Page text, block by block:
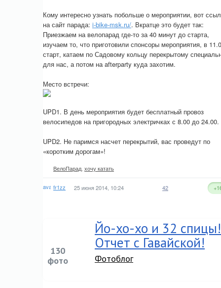
Кому интересно узнать побольше о мероприятии, вот
на сайт парада: i-bike-msk.ru/. Вкратце это будет так:
Приезжаем на велопарад где-то за 40 минут до старта,
изучаем то, что приготовили спонсоры мероприятия, в
старт, катаем по Садовому кольцу перекрытому
для нас, а потом на afterparty куда захотим.
Место встречи:
UPD1. В день мероприятия будет бесплатный провоз
велосипедов на пригородных электричках с 8.00 до 24.00.
UPD2. Не паримся насчет перекрытий, вас проведут по
«коротким дорогам»!
ВелоПарад хочу катать
fr1zz 25 июня 2014, 10:24 42
130
фото
Йо-хо-хо и 32 спицы!
Отчет с Гавайской!
Фотоблог